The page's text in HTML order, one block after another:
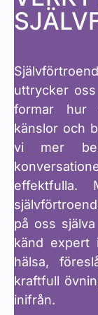
uttrycker
formar hur
känslor och
vi mer
på oss själva
känd expert
hälsa,
kraftfull
inifrån.